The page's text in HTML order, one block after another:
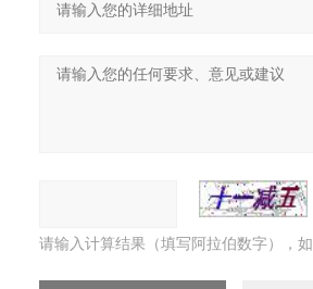
请输入计算结果（填写阿拉伯数字），